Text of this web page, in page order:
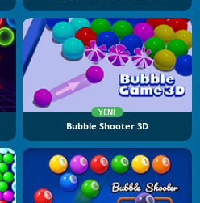
YENI
Bubble Shooter 3D